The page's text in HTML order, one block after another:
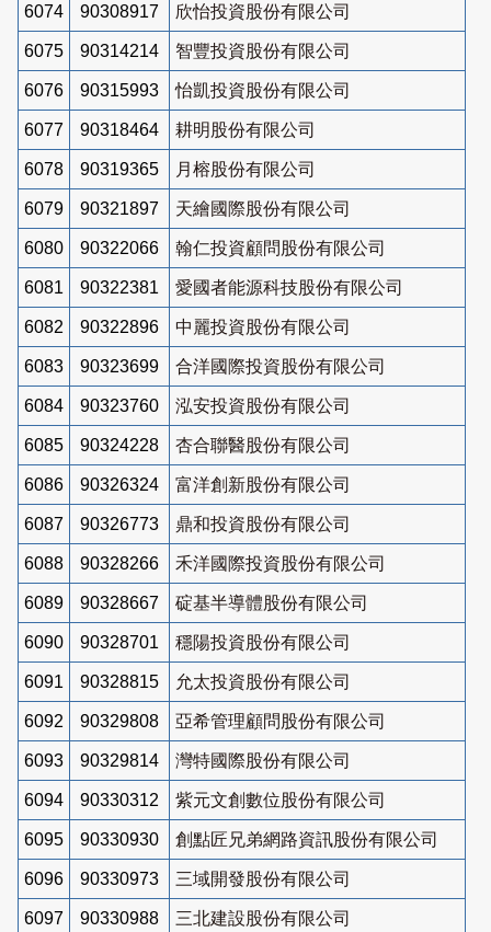
6074 90308917 欣怡投資股份有限公司
6075 90314214 智豐投資股份有限公司
6076 90315993 怡凱投資股份有限公司
6077 90318464 耕明股份有限公司
6078 90319365 月榕股份有限公司
6079 90321897 天繪國際股份有限公司
6080 90322066 翰仁投資顧問股份有限公司
6081 90322381 愛國者能源科技股份有限公司
6082 90322896 中麗投資股份有限公司
6083 90323699 合洋國際投資股份有限公司
6084 90323760 泓安投資股份有限公司
6085 90324228 杏合聯醫股份有限公司
6086 90326324 富洋創新股份有限公司
6087 90326773 鼎和投資股份有限公司
6088 90328266 禾洋國際投資股份有限公司
6089 90328667 碇基半導體股份有限公司
6090 90328701 穩陽投資股份有限公司
6091 90328815 允太投資股份有限公司
6092 90329808 亞希管理顧問股份有限公司
6093 90329814 灣特國際股份有限公司
6094 90330312 紫元文創數位股份有限公司
6095 90330930 創點匠兄弟網路資訊股份有限公司
6096 90330973 三域開發股份有限公司
6097 90330988 三北建設股份有限公司